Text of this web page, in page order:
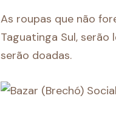
As roupas que não
Taguatinga Sul, serão
serão doadas.